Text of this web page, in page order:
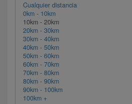
Cualquier distancia
0km - 10km
10km - 20km
20km - 30km
30km - 40km
40km - 50km
50km - 60km
60km - 70km
70km - 80km
80km - 90km
90km - 100km
100km +